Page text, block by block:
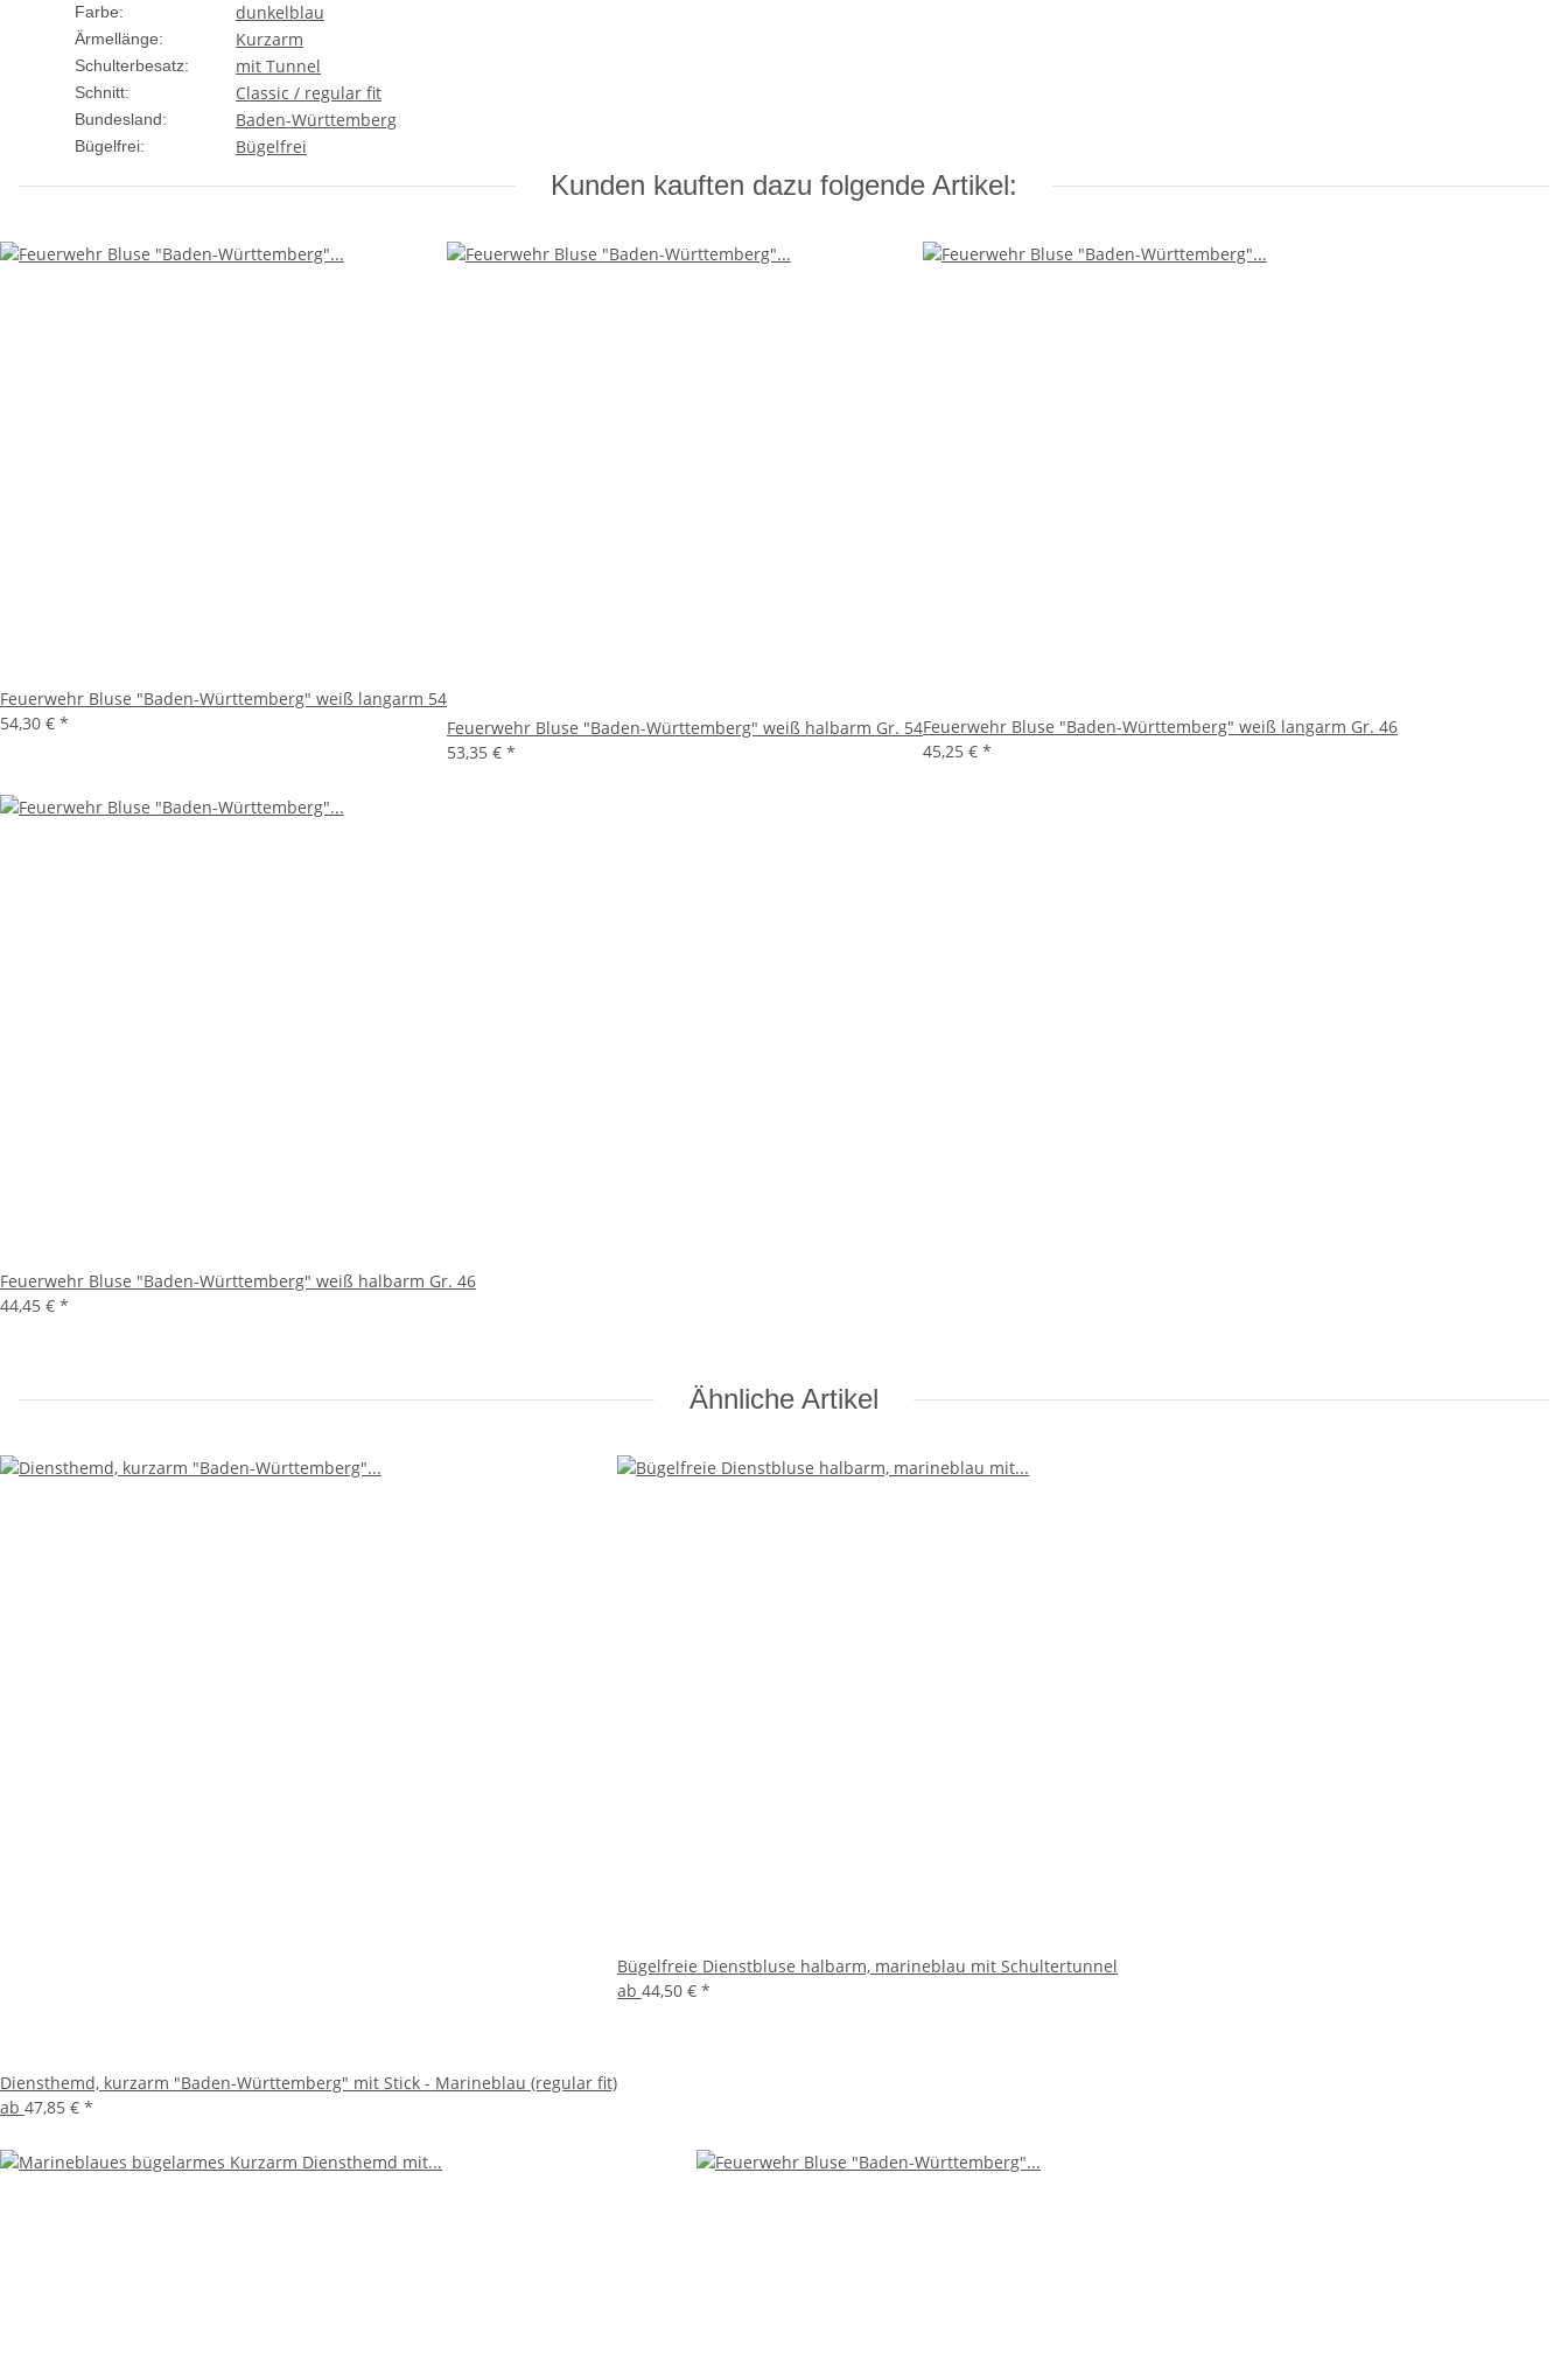
Farbe: dunkelblau
Ärmellänge: Kurzarm
Schulterbesatz: mit Tunnel
Schnitt: Classic / regular fit
Bundesland: Baden-Württemberg
Bügelfrei: Bügelfrei
Kunden kauften dazu folgende Artikel:
Feuerwehr Bluse "Baden-Württemberg" weiß langarm 54
54,30 € *
Feuerwehr Bluse "Baden-Württemberg" weiß halbarm Gr. 54
53,35 € *
Feuerwehr Bluse "Baden-Württemberg" weiß langarm Gr. 46
45,25 € *
Feuerwehr Bluse "Baden-Württemberg" weiß halbarm Gr. 46
44,45 € *
Ähnliche Artikel
Diensthemd, kurzarm "Baden-Württemberg" mit Stick - Marineblau (regular fit)
ab 47,85 € *
Bügelfreie Dienstbluse halbarm, marineblau mit Schultertunnel
ab 44,50 € *